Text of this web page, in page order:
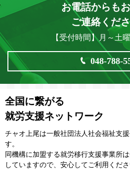
お電話からも
ご連絡くだ
【受付時間】月～土
048-788-
全国に繋がる
就労支援ネットワーク
チャオ上尾は一般社団法⼈社会福祉⽀
す。
同機構に加盟する就労移⾏⽀援事業所
していますので、安⼼してご利⽤くださ